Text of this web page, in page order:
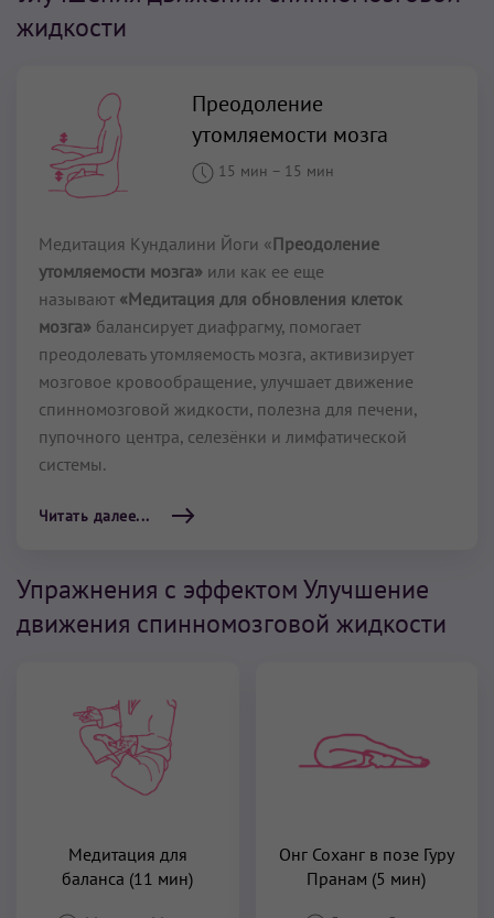
жидкости
Преодоление
утомляемости мозга
15 мин – 15 мин
Медитация Кундалини Йоги «Преодоление
утомляемости мозга» или как ее еще
называют «Медитация для обновления клеток
мозга» балансирует диафрагму, помогает
преодолевать утомляемость мозга, активизирует
мозговое кровообращение, улучшает движение
спинномозговой жидкости, полезна для печени,
пупочного центра, селезёнки и лимфатической
системы.
Читать далее...
Упражнения с эффектом Улучшение
движения спинномозговой жидкости
Медитация для
баланса (11 мин)
Онг Соханг в позе Гуру
Пранам (5 мин)